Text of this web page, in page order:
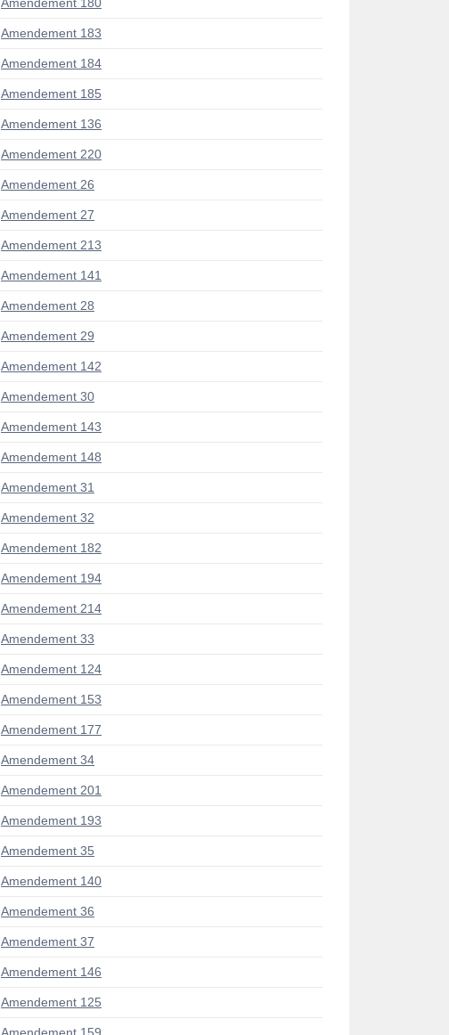
Amendement 183
Amendement 184
Amendement 185
Amendement 136
Amendement 220
Amendement 26
Amendement 27
Amendement 213
Amendement 141
Amendement 28
Amendement 29
Amendement 142
Amendement 30
Amendement 143
Amendement 148
Amendement 31
Amendement 32
Amendement 182
Amendement 194
Amendement 214
Amendement 33
Amendement 124
Amendement 153
Amendement 177
Amendement 34
Amendement 201
Amendement 193
Amendement 35
Amendement 140
Amendement 36
Amendement 37
Amendement 146
Amendement 125